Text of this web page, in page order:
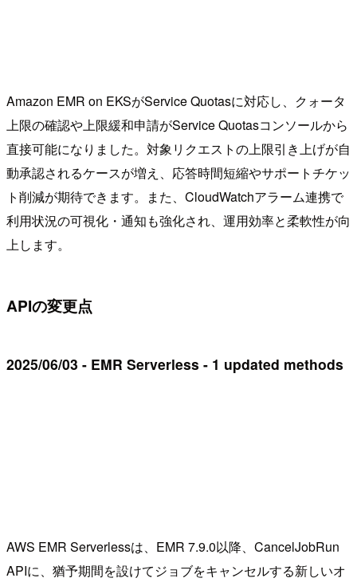
Amazon EMR on EKSがService Quotasに対応し、クォータ
上限の確認や上限緩和申請がService Quotasコンソールから
直接可能になりました。対象リクエストの上限引き上げが自
動承認されるケースが増え、応答時間短縮やサポートチケッ
ト削減が期待できます。また、CloudWatchアラーム連携で
利用状況の可視化・通知も強化され、運用効率と柔軟性が向
上します。
APIの変更点
2025/06/03 - EMR Serverless - 1 updated methods
AWS EMR Serverlessは、EMR 7.9.0以降、CancelJobRun
APIに、猶予期間を設けてジョブをキャンセルする新しいオ